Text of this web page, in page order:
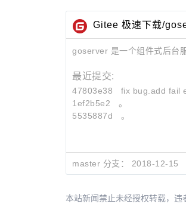
Gitee 极速下载/
goserver 是一个组件式后台
最近提交:
47803e38 fix bug.add fail
1ef2b5e2
。
5535887d
。
master 分支： 2018-12-15
本站新闻禁止未经授权转载，